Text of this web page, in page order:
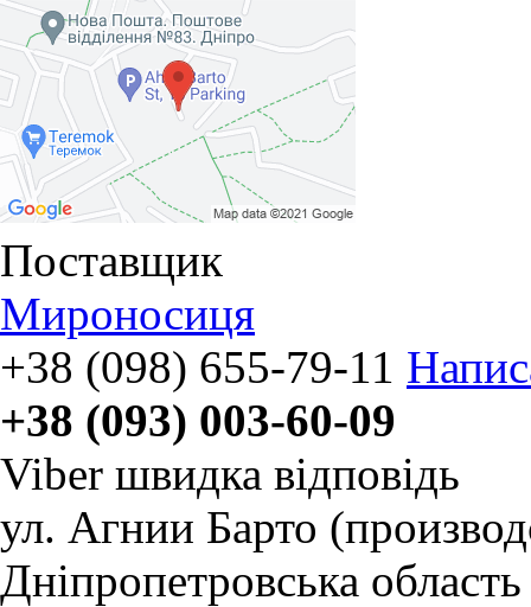
Поставщик
Мироносиця
+38 (098) 655-79-11
+38 (093) 003-60-09
Viber швидка відповідь
ул. Агнии Барто
Дніпропетровська область